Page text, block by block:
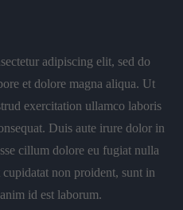
adipiscing elit, sed do
et dolore magna aliqua. Ut
exercitation ullamco laboris
Duis aute irure dolor in
cillum dolore eu fugiat nulla
non proident, sunt in
id est laborum.